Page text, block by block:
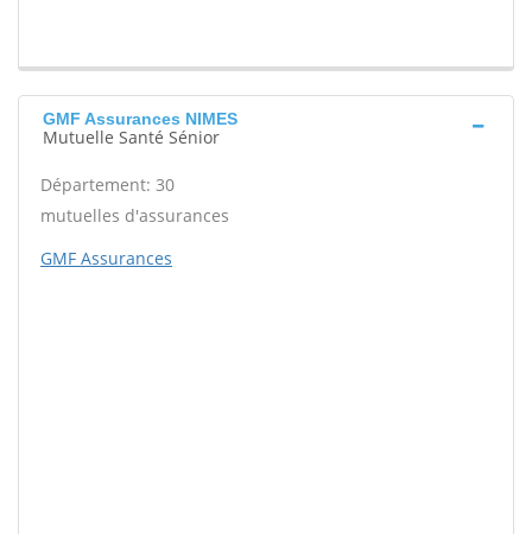
GMF Assurances NIMES
Mutuelle Santé Sénior
Département: 30
mutuelles d'assurances
GMF Assurances